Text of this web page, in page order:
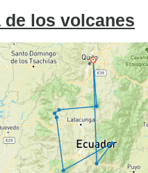
los volcanes